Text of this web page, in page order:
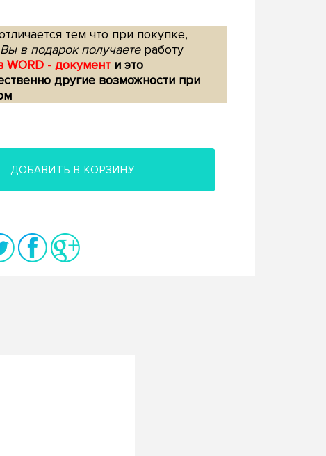
тем что при покупке,
Вы в подарок получаетеработу
WORD - документ и это
другие возможности при
ДОБАВИТЬ В КОРЗИНУ